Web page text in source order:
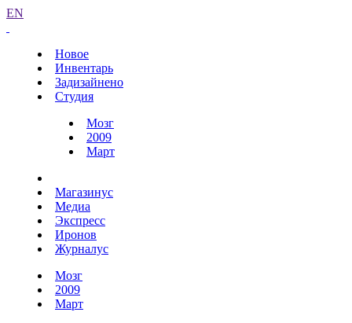
EN
Новое
Инвентарь
Задизайнено
Студия
Мозг
2009
Март
Магазинус
Медиа
Экспресс
Иронов
Журналус
Мозг
2009
Март